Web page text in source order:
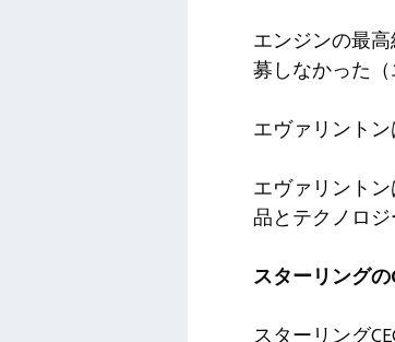
エンジンの最
募しなかった
エヴァリント
エヴァリント
品とテクノロ
スターリング